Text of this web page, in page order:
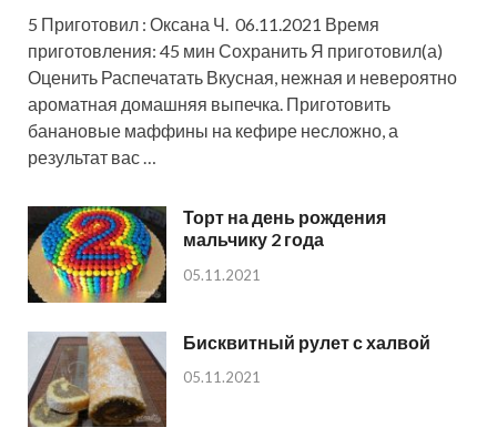
5 Приготовил : Оксана Ч. 06.11.2021 Время
приготовления: 45 мин Сохранить Я приготовил(а)
Оценить Распечатать Вкусная, нежная и невероятно
ароматная домашняя выпечка. Приготовить
банановые маффины на кефире несложно, а
результат вас …
Торт на день рождения
мальчику 2 года
05.11.2021
Бисквитный рулет с халвой
05.11.2021